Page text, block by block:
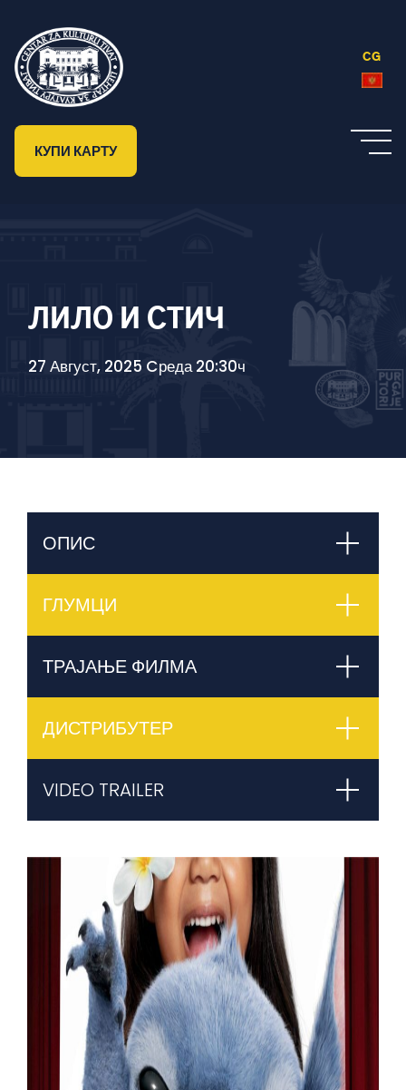
CG
КУПИ КАРТУ
ЛИЛО И СТИЧ
27 Август, 2025 Cреда 20:30ч
ОПИС
ГЛУМЦИ
ТРАЈАЊЕ ФИЛМА
ДИСТРИБУТЕР
VIDEO TRAILER